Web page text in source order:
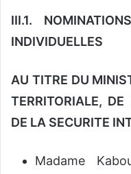
III.1.
INDIVIDUELLES
AU TITRE DU
TERRITORIALE,
DE LA SECURITE
Madame